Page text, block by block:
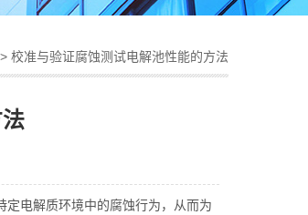
> 校准与验证腐蚀测试电解池性能的方法
电解质环境中的腐蚀行为，从而为